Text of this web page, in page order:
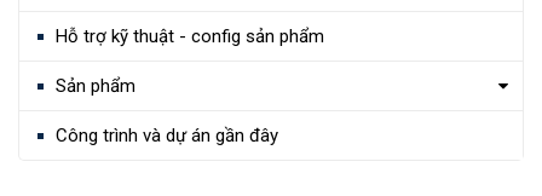
Hỗ trợ kỹ thuật - config sản phẩm
Sản phẩm
Công trình và dự án gần đây